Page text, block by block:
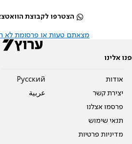
הצטרפו לקבוצת
מצאתם טעות או פרסומת לא
פנו אלינו
אודות
יצירת קשר
פרסמו אצלנו
תנאי שימוש
מדיניות פרטיות
Pусский
عربية